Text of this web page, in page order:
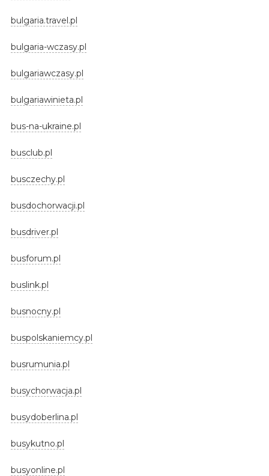
bulgaria.travel.pl
bulgaria-wczasy.pl
bulgariawczasy.pl
bulgariawinieta.pl
bus-na-ukraine.pl
busclub.pl
busczechy.pl
busdochorwacji.pl
busdriver.pl
busforum.pl
buslink.pl
busnocny.pl
buspolskaniemcy.pl
busrumunia.pl
busychorwacja.pl
busydoberlina.pl
busykutno.pl
busyonline.pl